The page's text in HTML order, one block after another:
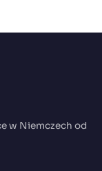
w Niemczech od